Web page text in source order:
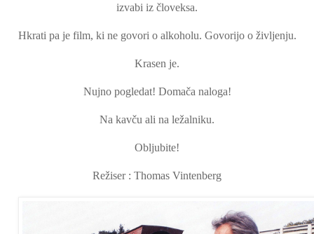
izvabi iz človeksa.
Hkrati pa je film, ki ne govori o alkoholu. Govorijo o življenju.
Krasen je.
Nujno pogledat! Domača naloga!
Na kavču ali na ležalniku.
Obljubite!
Režiser : Thomas Vintenberg